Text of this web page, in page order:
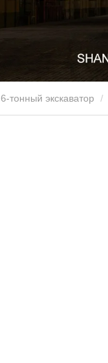
6-тонный экскаватор